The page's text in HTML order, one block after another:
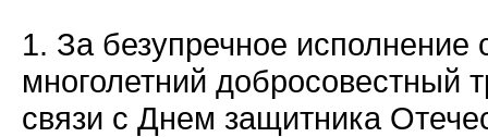
1. За безупречное
многолетний добросовестный
связи с Днем защитника